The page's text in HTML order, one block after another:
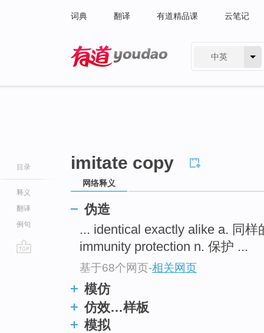
词典 翻译 有道精品课 云笔记
中英
目录
释义
翻译
例句
imitate copy
网络释义
伪造
... identical exactly alike a. 同
immunity protection n. 保护 ...
基于68个网页-相关网页
模仿
仿效…样板
模拟